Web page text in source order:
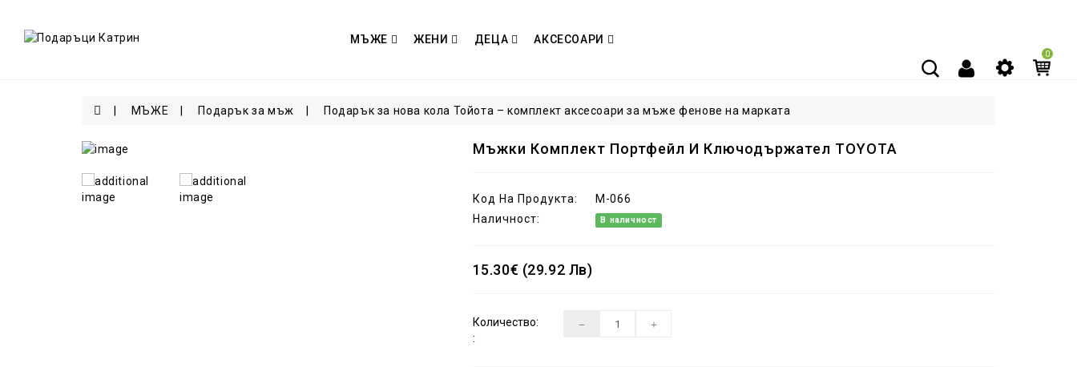
МЪЖЕ ЖЕНИ ДЕЦА АКСЕСОАРИ
0
МЪЖЕ Подарък за мъж Подарък за нова кола Тойота – комплект аксесоари за мъже фенове на марката
Мъжки Комплект Портфейл И Ключодържател TOYOTA
Код На Продукта:
M-066
Наличност:
В наличност
15.30€ (29.92 Лв)
Количество:
: